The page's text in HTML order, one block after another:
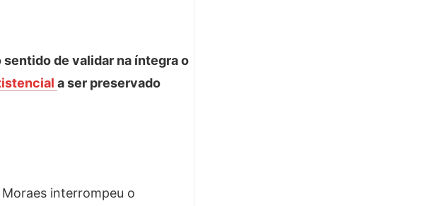
de validar na íntegra o
a ser preservado
interrompeu o